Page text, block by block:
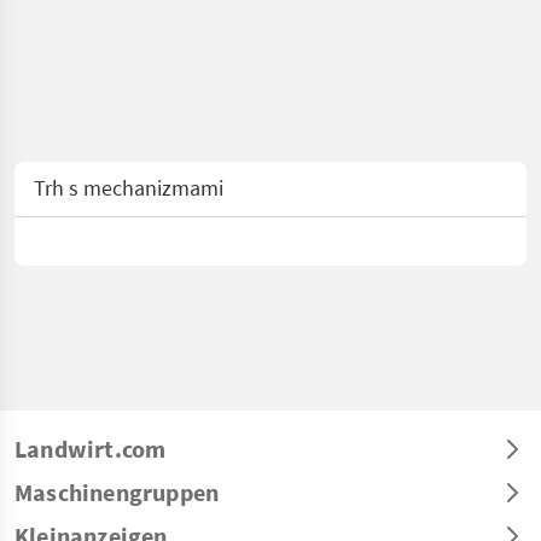
Trh s mechanizmami
Landwirt.com
Maschinengruppen